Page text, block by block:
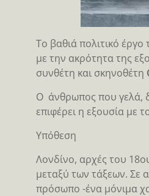
Το βαθιά πολιτικό έργο
με την ακρότητα της
συνθέτη και σκηνοθέτη
Ο άνθρωπος που γελά,
επιφέρει η εξουσία με
Υπόθεση
Λονδίνο, αρχές του
μεταξύ των τάξεων. Σε
πρόσωπο -ένα μόνιμα